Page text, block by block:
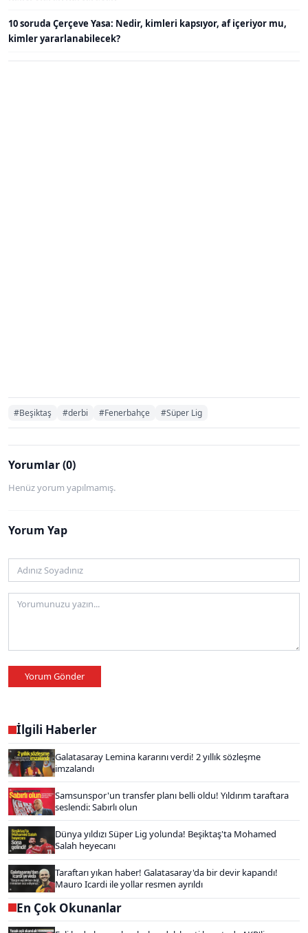
10 soruda Çerçeve Yasa: Nedir, kimleri kapsıyor, af içeriyor mu,
kimler yararlanabilecek?
#Beşiktaş #derbi #Fenerbahçe #Süper Lig
Yorumlar (0)
Henüz yorum yapılmamış.
Yorum Yap
Yorum Gönder
İlgili Haberler
Galatasaray Lemina kararını verdi! 2 yıllık sözleşme
imzalandı
Samsunspor'un transfer planı belli oldu! Yıldırım taraftara
seslendi: Sabırlı olun
Dünya yıldızı Süper Lig yolunda! Beşiktaş'ta Mohamed
Salah heyecanı
Taraftarı yıkan haber! Galatasaray'da bir devir kapandı!
Mauro Icardi ile yollar resmen ayrıldı
En Çok Okunanlar